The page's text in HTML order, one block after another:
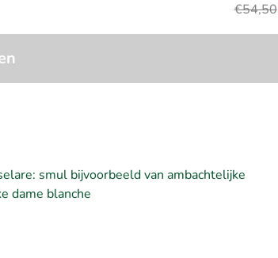
€54,50
smul bijvoorbeeld van ambachtelijke
dame blanche